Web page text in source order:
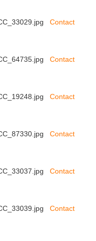
Contact
Contact
Contact
Contact
Contact
Contact